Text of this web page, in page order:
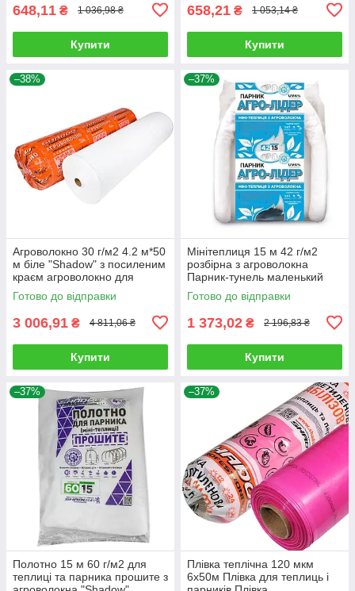
648,11 ₴ 1 036,98 ₴
Купити
658,21 ₴ 1 053,14 ₴
Купити
–38%
Агроволокно 30 г/м2 4.2 м*50
м біле "Shadow" з посиленим
краєм агроволокно для
парників
Готово до відправки
3 006,91 ₴ 4 811,06 ₴
Купити
–37%
Мінітеплиця 15 м 42 г/м2
розбірна з агроволокна
Парник-тунель маленький
Агро-Лідер Мініпарник
арковий
Готово до відправки
1 373,02 ₴ 2 196,83 ₴
Купити
–37%
Полотно 15 м 60 г/м2 для
теплиці та парника прошите з
–37%
Плівка теплічна 120 мкм
6х50м Плівка для теплиць і